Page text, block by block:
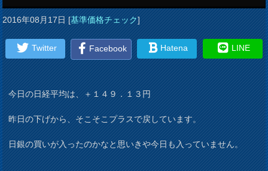
2016年08月17日[基準価格チェック]
Twitter Facebook Hatena LINE
今日の日経平均は、＋１４９．１３円
昨日の下げから、そこそこプラスで戻しています。
日銀の買いが入ったのかなと思いきや今日も入っていません。